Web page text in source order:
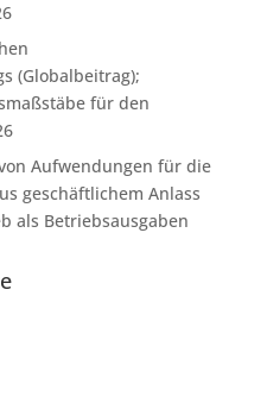
(Globalbeitrag);
für den
Aufwendungen für die
geschäftlichem Anlass
als Betriebsausgaben